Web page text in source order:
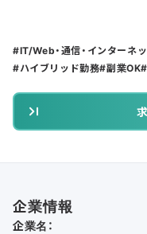
IT/Web・通信・インターネ
ハイブリッド勤務 副業OK
企業情報
企業名：